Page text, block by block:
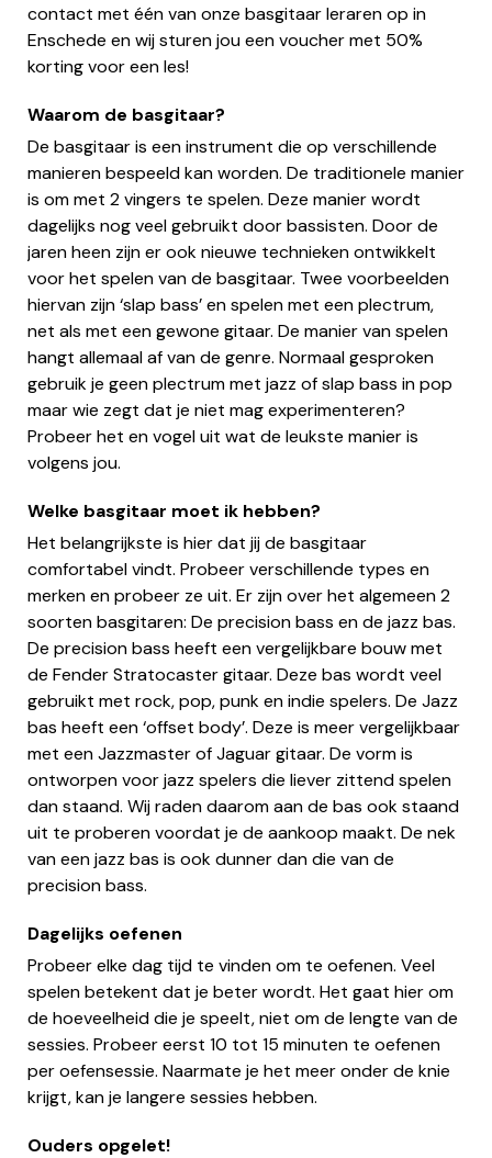
contact met één van onze basgitaar leraren op in
Enschede en wij sturen jou een voucher met 50%
korting voor een les!
Waarom de basgitaar?
De basgitaar is een instrument die op verschillende
manieren bespeeld kan worden. De traditionele manier
is om met 2 vingers te spelen. Deze manier wordt
dagelijks nog veel gebruikt door bassisten. Door de
jaren heen zijn er ook nieuwe technieken ontwikkelt
voor het spelen van de basgitaar. Twee voorbeelden
hiervan zijn ‘slap bass’ en spelen met een plectrum,
net als met een gewone gitaar. De manier van spelen
hangt allemaal af van de genre. Normaal gesproken
gebruik je geen plectrum met jazz of slap bass in pop
maar wie zegt dat je niet mag experimenteren?
Probeer het en vogel uit wat de leukste manier is
volgens jou.
Welke basgitaar moet ik hebben?
Het belangrijkste is hier dat jij de basgitaar
comfortabel vindt. Probeer verschillende types en
merken en probeer ze uit. Er zijn over het algemeen 2
soorten basgitaren: De precision bass en de jazz bas.
De precision bass heeft een vergelijkbare bouw met
de Fender Stratocaster gitaar. Deze bas wordt veel
gebruikt met rock, pop, punk en indie spelers. De Jazz
bas heeft een ‘offset body’. Deze is meer vergelijkbaar
met een Jazzmaster of Jaguar gitaar. De vorm is
ontworpen voor jazz spelers die liever zittend spelen
dan staand. Wij raden daarom aan de bas ook staand
uit te proberen voordat je de aankoop maakt. De nek
van een jazz bas is ook dunner dan die van de
precision bass.
Dagelijks oefenen
Probeer elke dag tijd te vinden om te oefenen. Veel
spelen betekent dat je beter wordt. Het gaat hier om
de hoeveelheid die je speelt, niet om de lengte van de
sessies. Probeer eerst 10 tot 15 minuten te oefenen
per oefensessie. Naarmate je het meer onder de knie
krijgt, kan je langere sessies hebben.
Ouders opgelet!